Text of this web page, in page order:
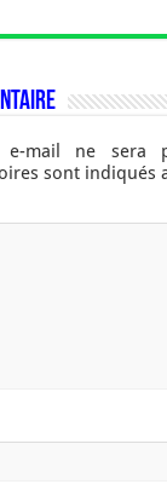
e-mail ne sera
sont indiqués